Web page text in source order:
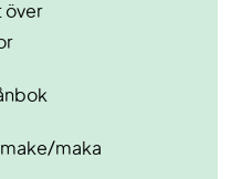
över
maka